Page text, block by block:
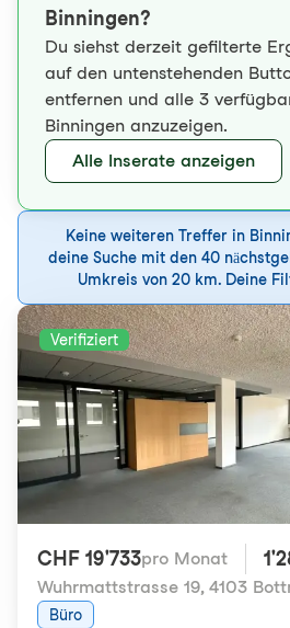
Binningen?
Du siehst derzeit gefilterte
auf den untenstehenden
entfernen und alle 3
Binningen anzuzeigen.
Alle Inserate anzeigen
Keine weiteren Treffer in
deine Suche mit den 40
Umkreis von 20 km. Deine
Verifiziert
CHF 19'733pro Monat
Wuhrmattstrasse 19, 4103
Büro